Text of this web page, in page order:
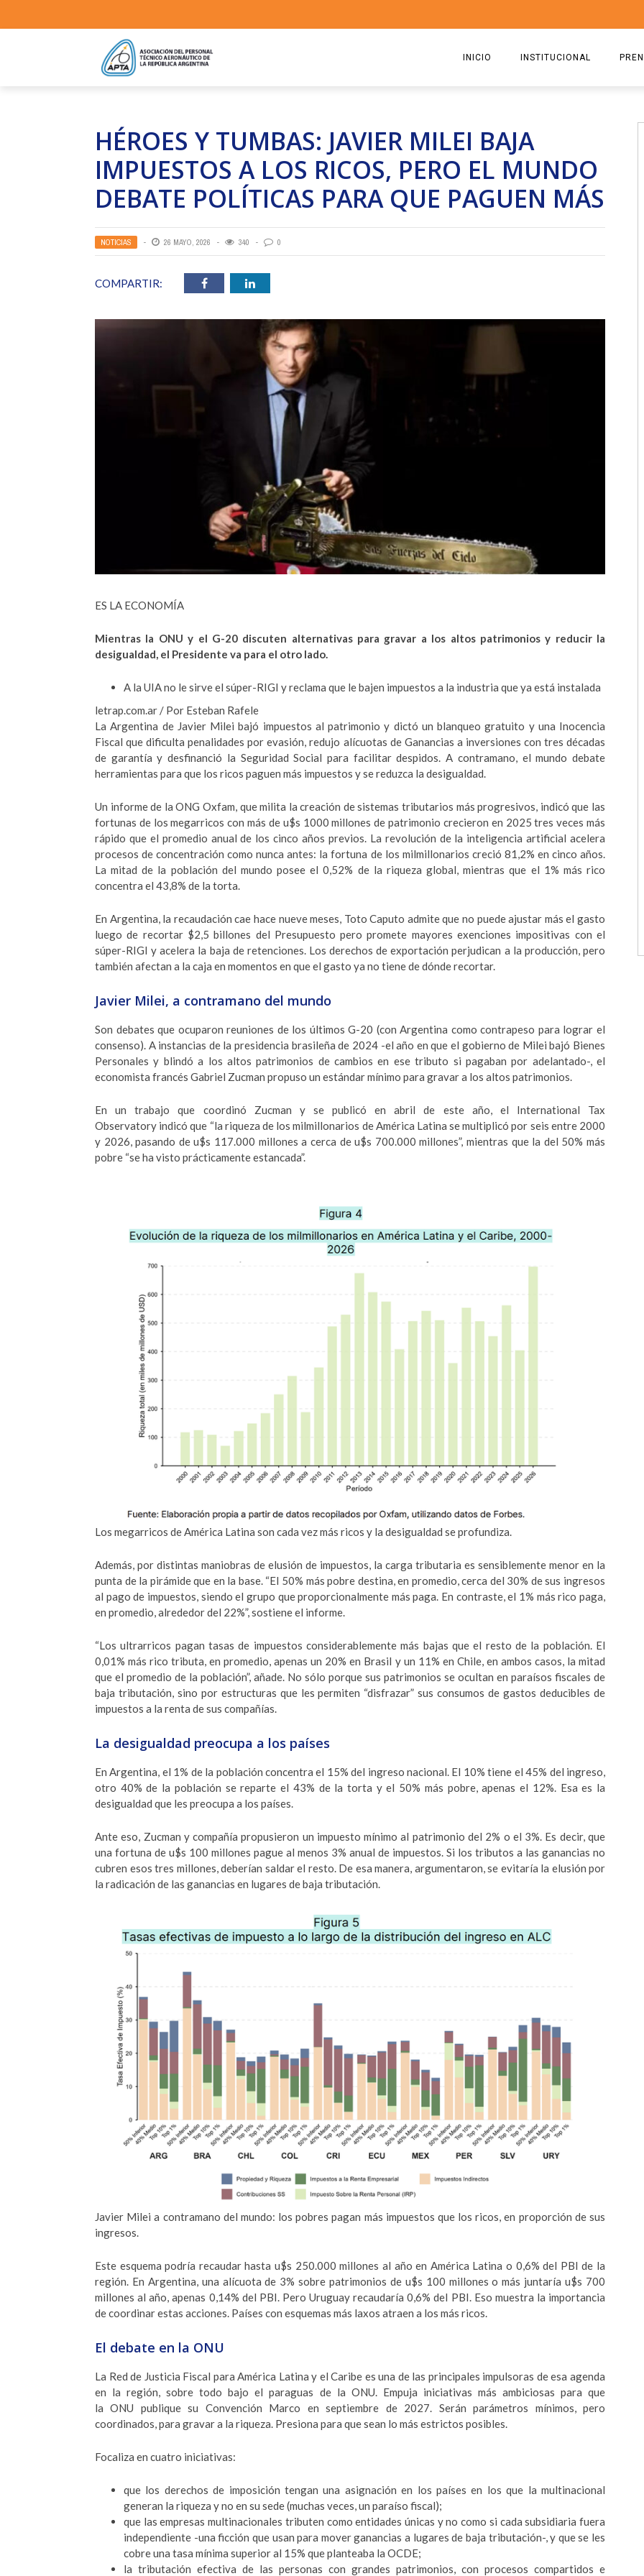
INICIO INSTITUCIONAL
ESTATUTO
COMISIÓN DIRECTIVA 2023-
RICARDO CIRIELLI
HÉROES Y TUMBAS: JAVIER MILEI BAJA
IMPUESTOS A LOS RICOS, PERO EL MUNDO
DEBATE POLÍTICAS PARA QUE PAGUEN MÁS
NOTICIAS 26 MAYO, 2026 340 0
COMPARTIR:
ES LA ECONOMÍA
Mientras la ONU y el G-20 discuten alternativas para gravar a los altos patrimonios y reducir la
desigualdad, el Presidente va para el otro lado.
A la UIA no le sirve el súper-RIGI y reclama que le bajen impuestos a la industria que ya está instalada
letrap.com.ar / Por Esteban Rafele
La Argentina de Javier Milei bajó impuestos al patrimonio y dictó un blanqueo gratuito y una Inocencia
Fiscal que dificulta penalidades por evasión, redujo alícuotas de Ganancias a inversiones con tres décadas
de garantía y desfinanció la Seguridad Social para facilitar despidos. A contramano, el mundo debate
herramientas para que los ricos paguen más impuestos y se reduzca la desigualdad.
Un informe de la ONG Oxfam, que milita la creación de sistemas tributarios más progresivos, indicó que las
fortunas de los megarricos con más de u$s 1000 millones de patrimonio crecieron en 2025 tres veces más
rápido que el promedio anual de los cinco años previos. La revolución de la inteligencia artificial acelera
procesos de concentración como nunca antes: la fortuna de los milmillonarios creció 81,2% en cinco años.
La mitad de la población del mundo posee el 0,52% de la riqueza global, mientras que el 1% más rico
concentra el 43,8% de la torta.
En Argentina, la recaudación cae hace nueve meses, Toto Caputo admite que no puede ajustar más el gasto
luego de recortar $2,5 billones del Presupuesto pero promete mayores exenciones impositivas con el
súper-RIGI y acelera la baja de retenciones. Los derechos de exportación perjudican a la producción, pero
también afectan a la caja en momentos en que el gasto ya no tiene de dónde recortar.
Javier Milei, a contramano del mundo
Son debates que ocuparon reuniones de los últimos G-20 (con Argentina como contrapeso para lograr el
consenso). A instancias de la presidencia brasileña de 2024 -el año en que el gobierno de Milei bajó Bienes
Personales y blindó a los altos patrimonios de cambios en ese tributo si pagaban por adelantado-, el
economista francés Gabriel Zucman propuso un estándar mínimo para gravar a los altos patrimonios.
En un trabajo que coordinó Zucman y se publicó en abril de este año, el International Tax
Observatory indicó que “la riqueza de los milmillonarios de América Latina se multiplicó por seis entre 2000
y 2026, pasando de u$s 117.000 millones a cerca de u$s 700.000 millones”, mientras que la del 50% más
pobre “se ha visto prácticamente estancada”.
Los megarricos de América Latina son cada vez más ricos y la desigualdad se profundiza.
Además, por distintas maniobras de elusión de impuestos, la carga tributaria es sensiblemente menor en la
punta de la pirámide que en la base. “El 50% más pobre destina, en promedio, cerca del 30% de sus ingresos
al pago de impuestos, siendo el grupo que proporcionalmente más paga. En contraste, el 1% más rico paga,
en promedio, alrededor del 22%”, sostiene el informe.
“Los ultrarricos pagan tasas de impuestos considerablemente más bajas que el resto de la población. El
0,01% más rico tributa, en promedio, apenas un 20% en Brasil y un 11% en Chile, en ambos casos, la mitad
que el promedio de la población”, añade. No sólo porque sus patrimonios se ocultan en paraísos fiscales de
baja tributación, sino por estructuras que les permiten “disfrazar” sus consumos de gastos deducibles de
impuestos a la renta de sus compañías.
La desigualdad preocupa a los países
En Argentina, el 1% de la población concentra el 15% del ingreso nacional. El 10% tiene el 45% del ingreso,
otro 40% de la población se reparte el 43% de la torta y el 50% más pobre, apenas el 12%. Esa es la
desigualdad que les preocupa a los países.
Ante eso, Zucman y compañía propusieron un impuesto mínimo al patrimonio del 2% o el 3%. Es decir, que
una fortuna de u$s 100 millones pague al menos 3% anual de impuestos. Si los tributos a las ganancias no
cubren esos tres millones, deberían saldar el resto. De esa manera, argumentaron, se evitaría la elusión por
la radicación de las ganancias en lugares de baja tributación.
Javier Milei a contramano del mundo: los pobres pagan más impuestos que los ricos, en proporción de sus
ingresos.
Este esquema podría recaudar hasta u$s 250.000 millones al año en América Latina o 0,6% del PBI de la
región. En Argentina, una alícuota de 3% sobre patrimonios de u$s 100 millones o más juntaría u$s 700
millones al año, apenas 0,14% del PBI. Pero Uruguay recaudaría 0,6% del PBI. Eso muestra la importancia
de coordinar estas acciones. Países con esquemas más laxos atraen a los más ricos.
El debate en la ONU
La Red de Justicia Fiscal para América Latina y el Caribe es una de las principales impulsoras de esa agenda
en la región, sobre todo bajo el paraguas de la ONU. Empuja iniciativas más ambiciosas para que
la ONU publique su Convención Marco en septiembre de 2027. Serán parámetros mínimos, pero
coordinados, para gravar a la riqueza. Presiona para que sean lo más estrictos posibles.
Focaliza en cuatro iniciativas:
que los derechos de imposición tengan una asignación en los países en los que la multinacional
generan la riqueza y no en su sede (muchas veces, un paraíso fiscal);
que las empresas multinacionales tributen como entidades únicas y no como si cada subsidiaria fuera
independiente -una ficción que usan para mover ganancias a lugares de baja tributación-, y que se les
cobre una tasa mínima superior al 15% que planteaba la OCDE;
la tributación efectiva de las personas con grandes patrimonios, con procesos compartidos e